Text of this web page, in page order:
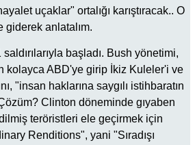
uçaklar" ortalığı karıştıracak.. O
giderek anlatalım.
başladı. Bush yönetimi,
kolayca ABD'ye girip İkiz Kuleler'i ve
"insan haklarına saygılı istihbaratın
Clinton döneminde gıyaben
teröristleri ele geçirmek için
Renditions", yani "Sıradışı